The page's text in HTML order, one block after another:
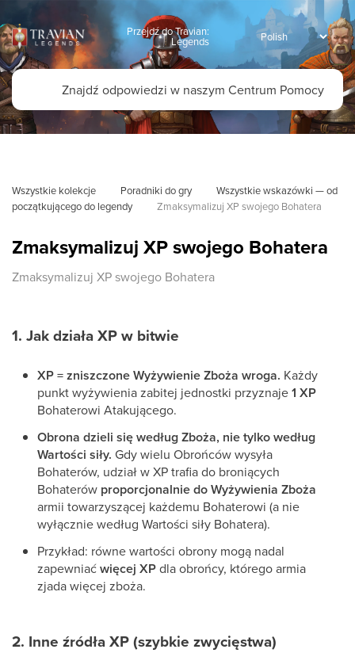
Przejdź do Travian:
Legends
Wszystkie kolekcje Poradniki do gry
Wszystkie wskazówki — od
początkującego do legendy
Zmaksymalizuj XP swojego Bohatera
Zmaksymalizuj XP swojego Bohatera
Zmaksymalizuj XP swojego Bohatera
1. Jak działa XP w bitwie
XP = zniszczone Wyżywienie Zboża wroga. Każdy
punkt wyżywienia zabitej jednostki przyznaje1 XP
Bohaterowi Atakującego.
Obrona dzieli się według Zboża, nie tylko według
Wartości siły. Gdy wielu Obrońców wysyła
Bohaterów, udział w XP trafia do broniących
Bohaterów proporcjonalnie do Wyżywienia Zboża
armii towarzyszącej każdemu Bohaterowi (a nie
wyłącznie według Wartości siły Bohatera).
Przykład: równe wartości obrony mogą nadal
zapewniaćwięcej XPdla obrońcy, którego armia
zjada więcej zboża.
2. Inne źródła XP (szybkie zwycięstwa)